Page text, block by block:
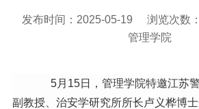
发布时间：2025-05-19 浏览次数：
管理学院
5月15日，管理学院特邀江苏
副教授、治安学研究所所长卢义桦博士